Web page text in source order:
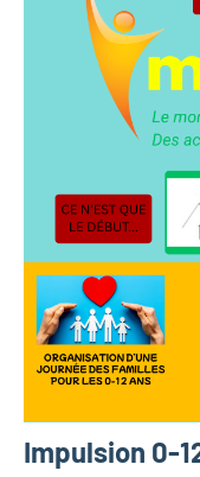
Impulsion 0-